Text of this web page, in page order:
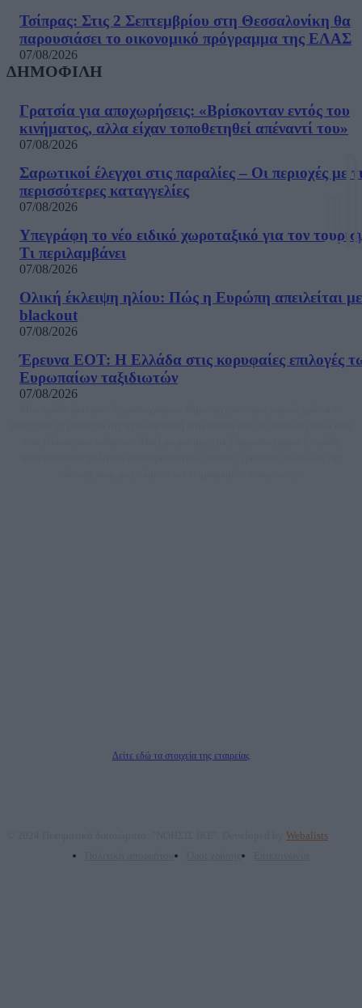
Τσίπρας: Στις 2 Σεπτεμβρίου στη Θεσσαλονίκη θα
παρουσιάσει το οικονομικό πρόγραμμα της ΕΛΑΣ
07/08/2026
ΔΗΜΟΦΙΛΗ
Γρατσία για αποχωρήσεις: «Bρίσκονταν εντός του
κινήματος, αλλα είχαν τοποθετηθεί απέναντί του»
07/08/2026
Σαρωτικοί έλεγχοι στις παραλίες – Οι περιοχές με
περισσότερες καταγγελίες
07/08/2026
Υπεγράφη το νέο ειδικό χωροταξικό για τον
Τι περιλαμβάνει
07/08/2026
Ολική έκλειψη ηλίου: Πώς η Ευρώπη απειλείται με
blackout
07/08/2026
Έρευνα ΕΟΤ: Η Ελλάδα στις κορυφαίες επιλογές
Ευρωπαίων ταξιδιωτών
07/08/2026
Δείτε εδώ τα στοιχεία της εταιρείας
Webalists